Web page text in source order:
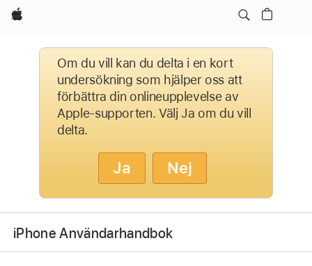
Apple
Om du vill kan du delta i en kort
undersökning som hjälper oss att
förbättra din onlineupplevelse av
Apple-supporten. Välj Ja om du vill
delta.
Ja Nej
iPhone Användarhandbok